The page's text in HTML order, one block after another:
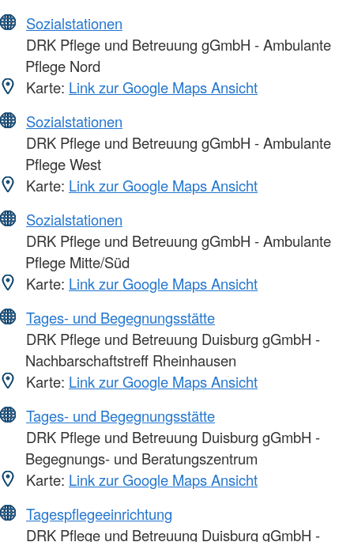
Sozialstationen
DRK Pflege und Betreuung gGmbH - Ambulante
Pflege Nord
Karte: Link zur Google Maps Ansicht
Sozialstationen
DRK Pflege und Betreuung gGmbH - Ambulante
Pflege West
Karte: Link zur Google Maps Ansicht
Sozialstationen
DRK Pflege und Betreuung gGmbH - Ambulante
Pflege Mitte/Süd
Karte: Link zur Google Maps Ansicht
Tages- und Begegnungsstätte
DRK Pflege und Betreuung Duisburg gGmbH -
Nachbarschaftstreff Rheinhausen
Karte: Link zur Google Maps Ansicht
Tages- und Begegnungsstätte
DRK Pflege und Betreuung Duisburg gGmbH -
Begegnungs- und Beratungszentrum
Karte: Link zur Google Maps Ansicht
Tagespflegeeinrichtung
DRK Pflege und Betreuung Duisburg gGmbH -